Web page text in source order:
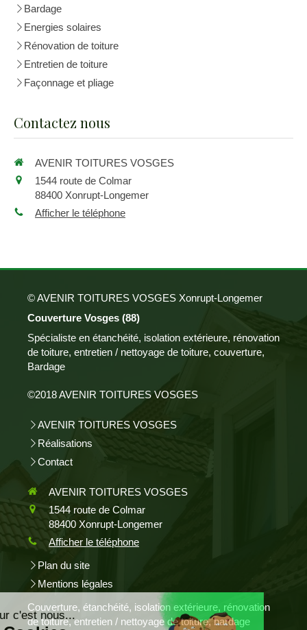
Bardage
Energies solaires
Rénovation de toiture
Entretien de toiture
Façonnage et pliage
Contactez nous
AVENIR TOITURES VOSGES
1544 route de Colmar
88400 Xonrupt-Longemer
Afficher le téléphone
© AVENIR TOITURES VOSGES Xonrupt-Longemer
Couverture Vosges (88)
Spécialiste en étanchéité, isolation extérieure, rénovation
de toiture, entretien / nettoyage de toiture, couverture,
Bardage
©2018 AVENIR TOITURES VOSGES
AVENIR TOITURES VOSGES
Réalisations
Contact
AVENIR TOITURES VOSGES
1544 route de Colmar
88400 Xonrupt-Longemer
Afficher le téléphone
Plan du site
Mentions légales
Couverture, étanchéité, isolation extérieure, rénovation
de toiture, entretien / nettoyage de toiture, bardage